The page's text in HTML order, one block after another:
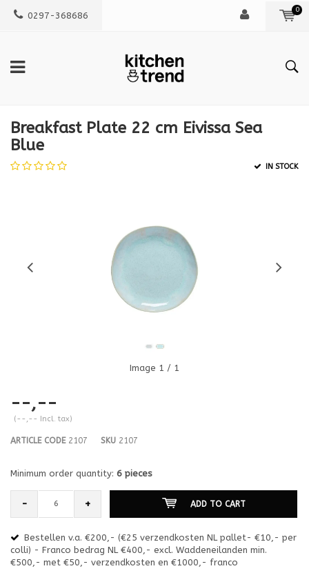
0297-368686
0
Breakfast Plate 22 cm Eivissa Sea
Blue
IN STOCK
Image 1 / 1
--,--
(--,-- Incl. tax)
ARTICLE CODE2107 SKU 2107
Minimum order quantity: 6 pieces
- + ADD TO CART
Bestellen v.a. €200,- (€25 verzendkosten NL pallet- €10,- per
colli) - Franco bedrag NL €400,- excl. Waddeneilanden min.
€500,- met €50,- verzendkosten en €1000,- franco